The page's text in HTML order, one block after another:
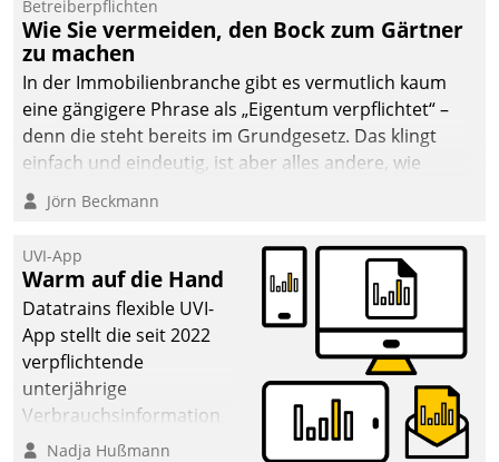
Betreiberpflichten
Wie Sie vermeiden, den Bock zum Gärtner
zu machen
In der Immobilienbranche gibt es vermutlich kaum
eine gängigere Phrase als „Eigentum verpflichtet“ –
denn die steht bereits im Grundgesetz. Das klingt
einfach und eindeutig, ist aber alles andere, wie
Branchenbeschäftigte wissen. Denn mit der
Verantwortung folgen Verpflichtungen.
Jörn Beckmann
UVI-App
Warm auf die Hand
Datatrains flexible UVI-
App stellt die seit 2022
verpflichtende
unterjährige
Verbrauchsinformation
schnell, zuverlässig und
Nadja Hußmann